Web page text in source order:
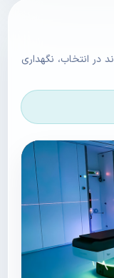
در انتخاب، نگهداری